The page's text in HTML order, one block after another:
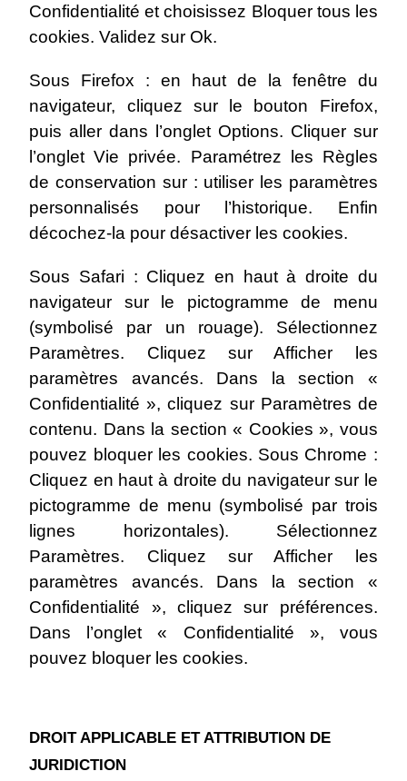
Confidentialité et choisissez Bloquer tous les
cookies. Validez sur Ok.
Sous Firefox : en haut de la fenêtre du
navigateur, cliquez sur le bouton Firefox,
puis aller dans l’onglet Options. Cliquer sur
l’onglet Vie privée. Paramétrez les Règles
de conservation sur : utiliser les paramètres
personnalisés pour l’historique. Enfin
décochez-la pour désactiver les cookies.
Sous Safari : Cliquez en haut à droite du
navigateur sur le pictogramme de menu
(symbolisé par un rouage). Sélectionnez
Paramètres. Cliquez sur Afficher les
paramètres avancés. Dans la section «
Confidentialité », cliquez sur Paramètres de
contenu. Dans la section « Cookies », vous
pouvez bloquer les cookies. Sous Chrome :
Cliquez en haut à droite du navigateur sur le
pictogramme de menu (symbolisé par trois
lignes horizontales). Sélectionnez
Paramètres. Cliquez sur Afficher les
paramètres avancés. Dans la section «
Confidentialité », cliquez sur préférences.
Dans l’onglet « Confidentialité », vous
pouvez bloquer les cookies.
DROIT APPLICABLE ET ATTRIBUTION DE
JURIDICTION